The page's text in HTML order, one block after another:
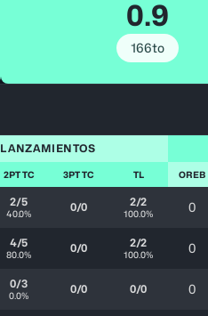
0.9
166to
LANZAMIENTOS
2PT TC 3PT TC TL OREB
2/5
40.0% 0/0 2/2
100.0% 0
4/5
80.0% 0/0 2/2
100.0% 0
0/3
0.0% 0/0 0/0 0